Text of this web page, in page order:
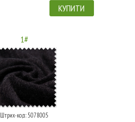
КУПИТИ
1#
Штрих-код: 5078005